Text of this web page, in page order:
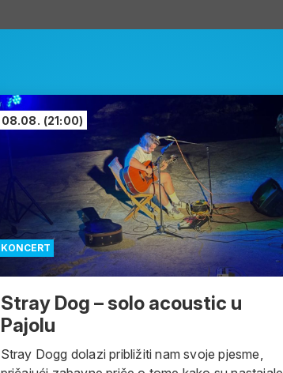
KONCERT
08.08. (21:00)
Stray Dog – solo acoustic u
Pajolu
Stray Dogg dolazi približiti nam svoje pjesme,